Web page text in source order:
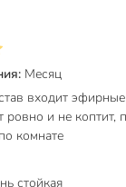
шт
Месяц
входит
ровно и не коптит,
комнате
стойкая